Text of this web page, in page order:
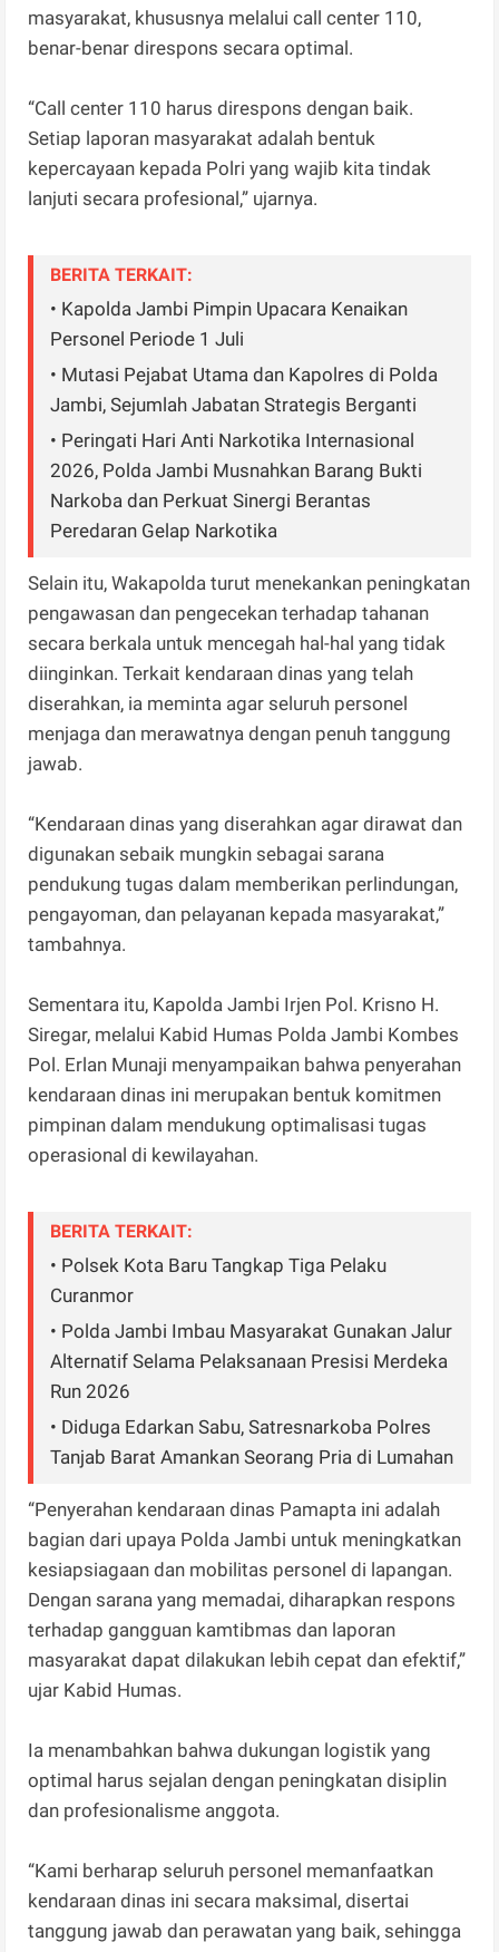
masyarakat, khususnya melalui call center 110,
benar-benar direspons secara optimal.
“Call center 110 harus direspons dengan baik.
Setiap laporan masyarakat adalah bentuk
kepercayaan kepada Polri yang wajib kita tindak
lanjuti secara profesional,” ujarnya.
BERITA TERKAIT:
• Kapolda Jambi Pimpin Upacara Kenaikan
Personel Periode 1 Juli
• Mutasi Pejabat Utama dan Kapolres di Polda
Jambi, Sejumlah Jabatan Strategis Berganti
• Peringati Hari Anti Narkotika Internasional
2026, Polda Jambi Musnahkan Barang Bukti
Narkoba dan Perkuat Sinergi Berantas
Peredaran Gelap Narkotika
Selain itu, Wakapolda turut menekankan peningkatan
pengawasan dan pengecekan terhadap tahanan
secara berkala untuk mencegah hal-hal yang tidak
diinginkan. Terkait kendaraan dinas yang telah
diserahkan, ia meminta agar seluruh personel
menjaga dan merawatnya dengan penuh tanggung
jawab.
“Kendaraan dinas yang diserahkan agar dirawat dan
digunakan sebaik mungkin sebagai sarana
pendukung tugas dalam memberikan perlindungan,
pengayoman, dan pelayanan kepada masyarakat,”
tambahnya.
Sementara itu, Kapolda Jambi Irjen Pol. Krisno H.
Siregar, melalui Kabid Humas Polda Jambi Kombes
Pol. Erlan Munaji menyampaikan bahwa penyerahan
kendaraan dinas ini merupakan bentuk komitmen
pimpinan dalam mendukung optimalisasi tugas
operasional di kewilayahan.
BERITA TERKAIT:
• Polsek Kota Baru Tangkap Tiga Pelaku
Curanmor
• Polda Jambi Imbau Masyarakat Gunakan Jalur
Alternatif Selama Pelaksanaan Presisi Merdeka
Run 2026
• Diduga Edarkan Sabu, Satresnarkoba Polres
Tanjab Barat Amankan Seorang Pria di Lumahan
“Penyerahan kendaraan dinas Pamapta ini adalah
bagian dari upaya Polda Jambi untuk meningkatkan
kesiapsiagaan dan mobilitas personel di lapangan.
Dengan sarana yang memadai, diharapkan respons
terhadap gangguan kamtibmas dan laporan
masyarakat dapat dilakukan lebih cepat dan efektif,”
ujar Kabid Humas.
Ia menambahkan bahwa dukungan logistik yang
optimal harus sejalan dengan peningkatan disiplin
dan profesionalisme anggota.
“Kami berharap seluruh personel memanfaatkan
kendaraan dinas ini secara maksimal, disertai
tanggung jawab dan perawatan yang baik, sehingga